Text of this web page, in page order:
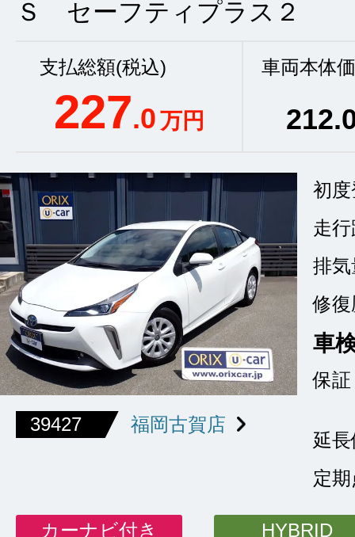
Ｓ セーフティプラス２
支払総額(税込)
227.0万円
車両本体
212
39427 福岡古賀店
初
走
排気
修復
車
保証
延
定
カーナビ付き HYBRID